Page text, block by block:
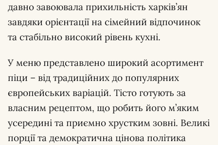
давно завоювала прихильність харків’ян
завдяки орієнтації на сімейний відпочинок
та стабільно високий рівень кухні.
У меню представлено широкий асортимент
піци – від традиційних до популярних
європейських варіацій. Тісто готують за
власним рецептом, що робить його м’яким
усередині та приємно хрустким зовні. Великі
порції та демократична цінова політика